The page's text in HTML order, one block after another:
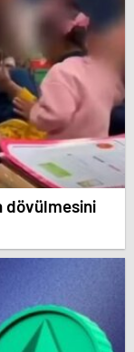
dövülmesini